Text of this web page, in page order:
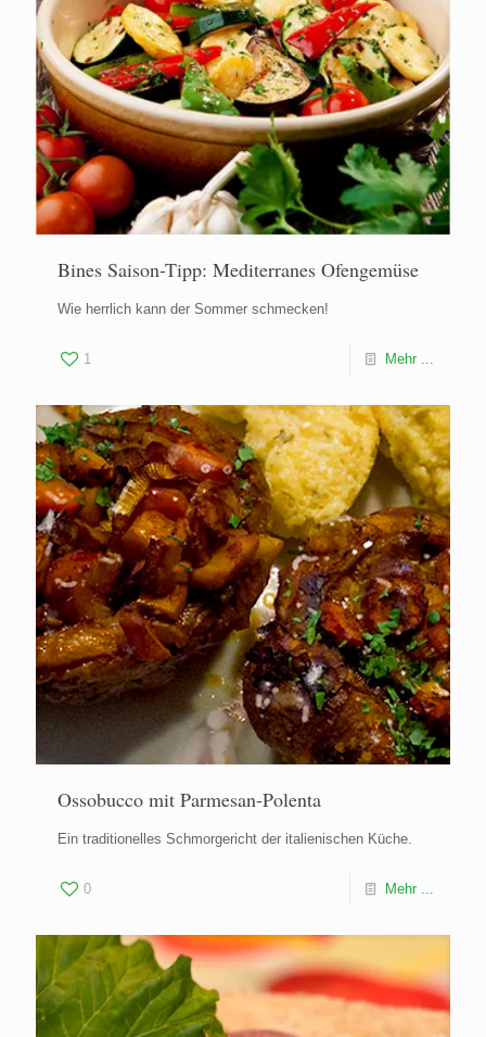
Bines Saison-Tipp: Mediterranes Ofengemüse
Wie herrlich kann der Sommer schmecken!
1 Mehr ...
Ossobucco mit Parmesan-Polenta
Ein traditionelles Schmorgericht der italienischen Küche.
0 Mehr ...